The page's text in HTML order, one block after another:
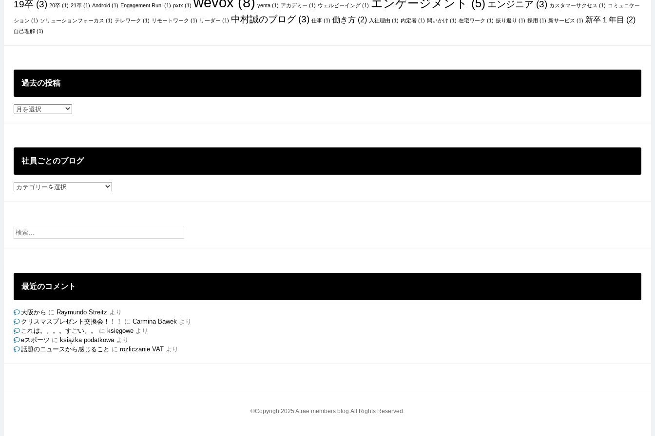
19卒(3) 20卒(1) 21卒(1) Android(1) Engagement Run! (1) pxtx (1) yenta(1) アカデミー (1) ウェルビーイング(1) エンゲージメント (5) エンジニア (3) カスタマーサクセス (1) コミュニケー
ション (1) ソリューションフォーカス (1) テレワーク (1) リモートワーク (1) リーダー (1) 中村誠のブログ(3) 仕事(1) 働き方(2) 入社理由 (1) 内定者(1) 問いかけ (1) 在宅ワーク (1) 振り返り (1) 採用 (1) 新サービス (1) 新卒１年目 (2)
自己理解(1)
過去の投稿
過
社員ごとのブログ
社
ブ
最近のコメント
大阪から に Raymundo Streitz より
クリスマスプレゼント交換会！！！
に Carmina Bawekより
これは。。。。すごい。。
に księgoweより
eスポーツ に książka podatkowaより
話題のニュースから感じること に rozliczanie VATより
©Copyright2025 Atrae members blog.All Rights Reserved.